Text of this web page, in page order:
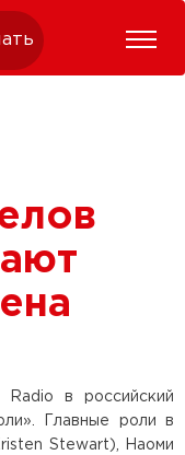
online
в российский
Главные роли в
Stewart), Наоми